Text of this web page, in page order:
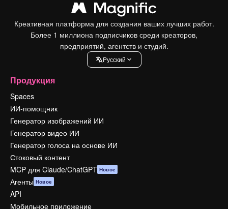
Креативная платформа для создания ваших лучших работ.
Более 1 миллиона подписчиков среди креаторов,
предприятий, агентств и студий.
Pусский
Продукция
Spaces
ИИ-помощник
Генератор изображений ИИ
Генератор видео ИИ
Генератор голоса на основе ИИ
Стоковый контент
MCP для Claude/ChatGPT Новое
Агенты Новое
API
Мобильное приложение